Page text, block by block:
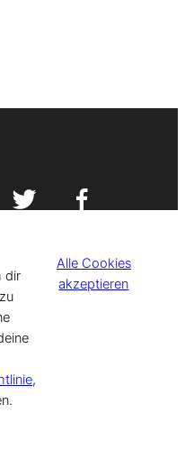
X. Made with
dir
,
Alle Cookies
akzeptieren